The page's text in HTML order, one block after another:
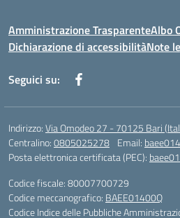
Amministrazione TrasparenteAlbo
Dichiarazione di accessibilitàNote
Seguici su:
Indirizzo:Via Omodeo 27 - 70125 Bari
Centralino:0805025278 Email:
Posta elettronica certificata (PEC):
Codice fiscale: 80007700729
Codice meccanografico: BAEE01400Q
Codice Indice delle Pubbliche